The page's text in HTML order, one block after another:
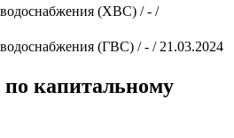
(ХВС) / - /
(ГВС) / - / 21.03.2024
капитальному